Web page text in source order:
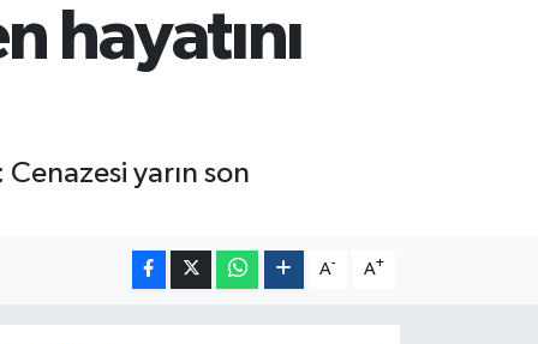
hayatını
yarın son
A- A+